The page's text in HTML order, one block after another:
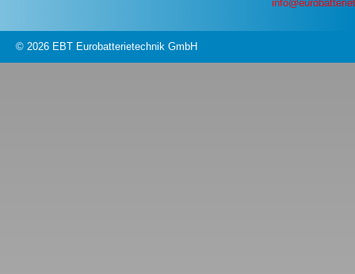
© 2026 EBT Eurobatterietechnik GmbH